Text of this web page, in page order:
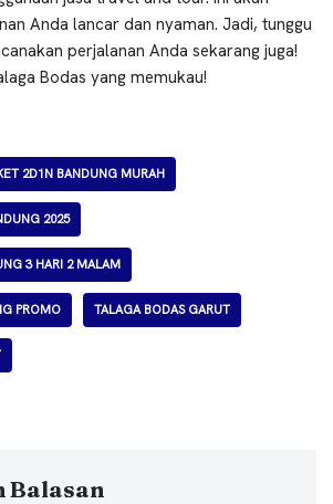
Anda lancar dan nyaman. Jadi, tunggu
perjalanan Anda sekarang juga!
Bodas yang memukau!
2D1N BANDUNG MURAH
2025
3 HARI 2 MALAM
PROMO TALAGA BODAS GARUT
Balasan